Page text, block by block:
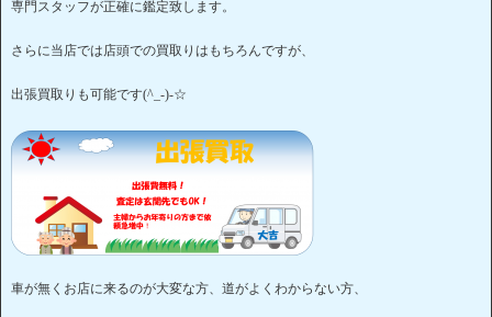
専門スタッフが正確に鑑定致します。
さらに当店では店頭での買取りはもちろんですが、
出張買取りも可能です(^_-)-☆
車が無くお店に来るのが大変な方、道がよくわからない方、